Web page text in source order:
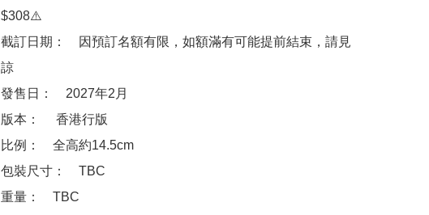
$308⚠️
截訂日期：　因預訂名額有限，如額滿有可能提前結束，請見
諒
發售日：　2027年2月
版本：　 香港行版
比例：　全高約14.5cm
包裝尺寸：　TBC
重量：　TBC